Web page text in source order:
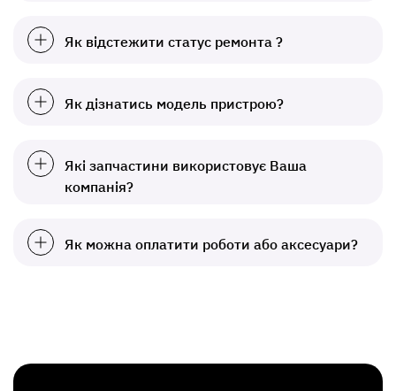
Як відстежити статус ремонта ?
Як дізнатись модель пристрою?
Які запчастини використовує Ваша
компанія?
Як можна оплатити роботи або аксесуари?